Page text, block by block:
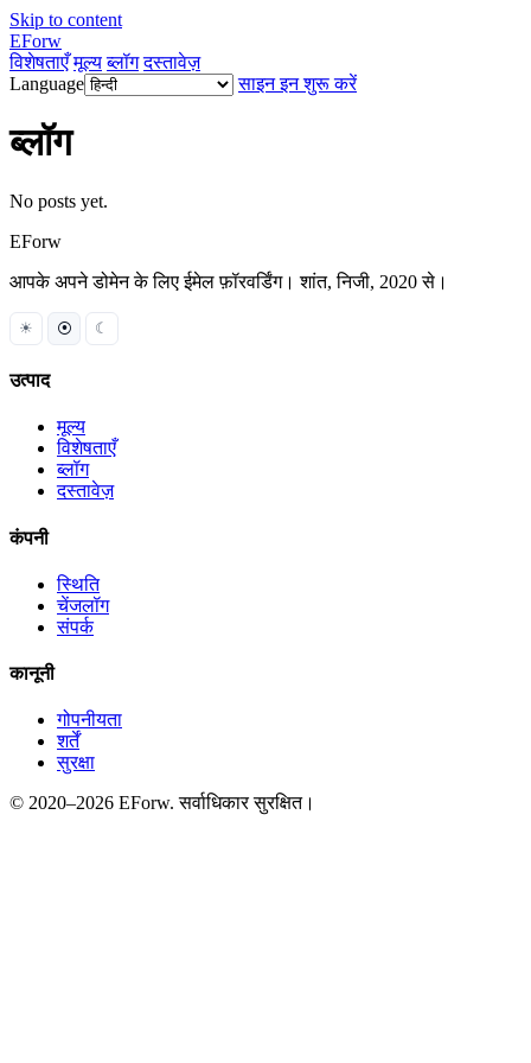
Skip to content
EForw
विशेषताएँ मूल्य ब्लॉग दस्तावेज़
Language
साइन इनशुरू करें
ब्लॉग
No posts yet.
EForw
आपके अपने डोमेन के लिए ईमेल फ़ॉरवर्डिंग। शांत, निजी, 2020 से।
☀ ⦿ ☾
उत्पाद
मूल्य
विशेषताएँ
ब्लॉग
दस्तावेज़
कंपनी
स्थिति
चेंजलॉग
संपर्क
कानूनी
गोपनीयता
शर्तें
सुरक्षा
© 2020–2026 EForw. सर्वाधिकार सुरक्षित।